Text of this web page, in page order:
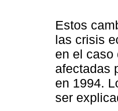
Estos
las crisis
en el caso
afectadas
en 1994.
ser